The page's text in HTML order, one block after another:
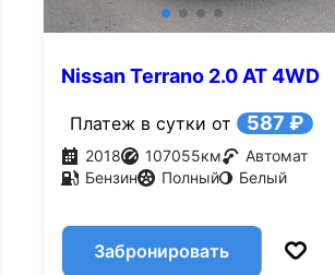
Nissan Terrano 2.0 AT 4WD
Платеж в сутки от 587 ₽
2018 107055км
Автомат
Бензин
Полный Белый
Забронировать